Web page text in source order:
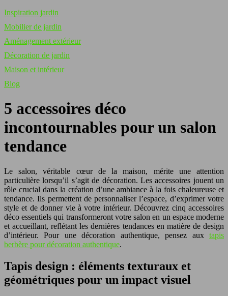
Inspiration jardin
Mobilier de jardin
Aménagement extérieur
Décoration de jardin
Maison et intérieur
Blog
5 accessoires déco
incontournables pour un salon
tendance
Le salon, véritable cœur de la maison, mérite une attention
particulière lorsqu’il s’agit de décoration. Les accessoires jouent un
rôle crucial dans la création d’une ambiance à la fois chaleureuse et
tendance. Ils permettent de personnaliser l’espace, d’exprimer votre
style et de donner vie à votre intérieur. Découvrez cinq accessoires
déco essentiels qui transformeront votre salon en un espace moderne
et accueillant, reflétant les dernières tendances en matière de design
d’intérieur. Pour une décoration authentique, pensez aux tapis
berbère pour décoration authentique.
Tapis design : éléments texturaux et
géométriques pour un impact visuel